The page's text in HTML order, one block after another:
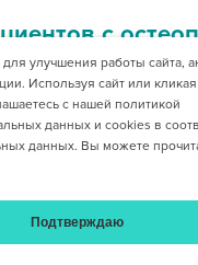
с
связям с общественностью и
и цены Оплата
улучшения работы сайта,
Используя сайт или
с нашей политикой
данных и cookies в
данных. Вы можете
Подтверждаю